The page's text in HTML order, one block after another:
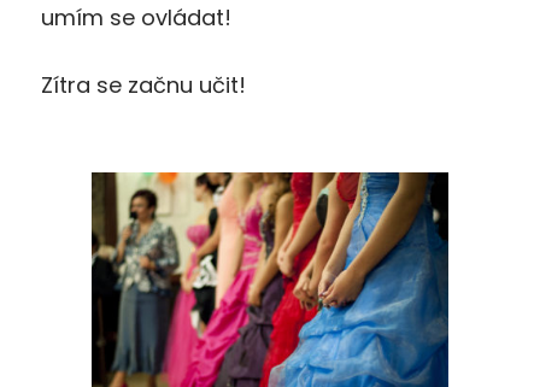
umím se ovládat!
Zítra se začnu učit!